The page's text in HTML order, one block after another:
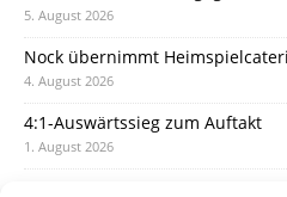
5. August 2026
Nock übernimmt
4. August 2026
4:1-Auswärtssieg zum Auftakt
1. August 2026